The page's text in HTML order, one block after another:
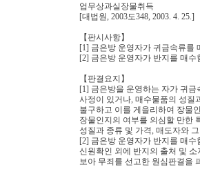
업무상과실장물취득
[대법원, 2003도348, 2003. 4. 25.]
【판시사항】
[1] 금은방 운영자가 귀금속류를
[2] 금은방 운영자가 반지를 매
【판결요지】
[1] 금은방을 운영하는 자가 귀
사정이 있거나, 매수물품의 성질
불구하고 이를 게을리하여 장물
장물인지의 여부를 의심할 만한
성질과 종류 및 가격, 매도자와
[2] 금은방 운영자가 반지를 매
신원확인 외에 반지의 출처 및
보아 무죄를 선고한 원심판결을